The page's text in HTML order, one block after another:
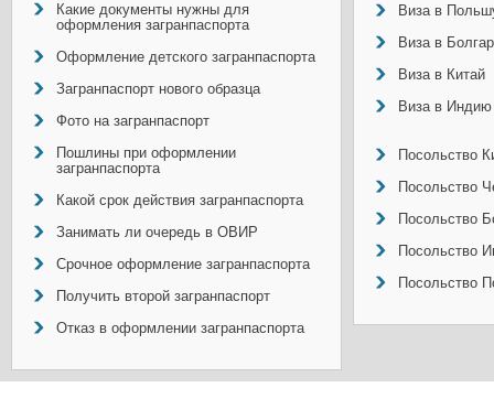
Какие документы нужны для
оформления загранпаспорта
Оформление детского загранпаспорта
Загранпаспорт нового образца
Фото на загранпаспорт
Пошлины при оформлении
загранпаспорта
Какой срок действия загранпаспорта
Занимать ли очередь в ОВИР
Срочное оформление загранпаспорта
Получить второй загранпаспорт
Отказ в оформлении загранпаспорта
Виза в
Виза в
Виза в Китай
Виза в Индию
Посольство
Посольство
Посольство
Посольство
Посольство